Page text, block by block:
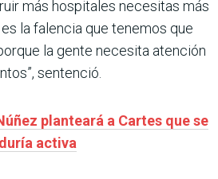
más hospitales necesitas más
la falencia que tenemos que
la gente necesita atención
sentenció.
planteará a Cartes que se
activa